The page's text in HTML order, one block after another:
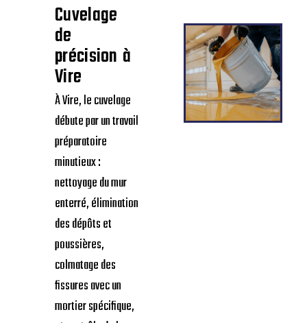
Cuvelage
de
précision à
Vire
À Vire, le cuvelage
débute par un travail
préparatoire
minutieux :
nettoyage du mur
enterré, élimination
des dépôts et
poussières,
colmatage des
fissures avec un
mortier spécifique,